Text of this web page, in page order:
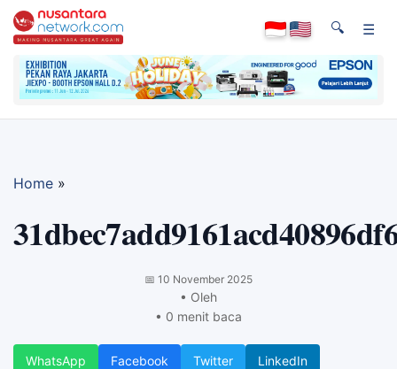
🔍 ☰
Home »
📅 10 November 2025
• Oleh
• 0 menit baca
WhatsApp Facebook Twitter LinkedIn